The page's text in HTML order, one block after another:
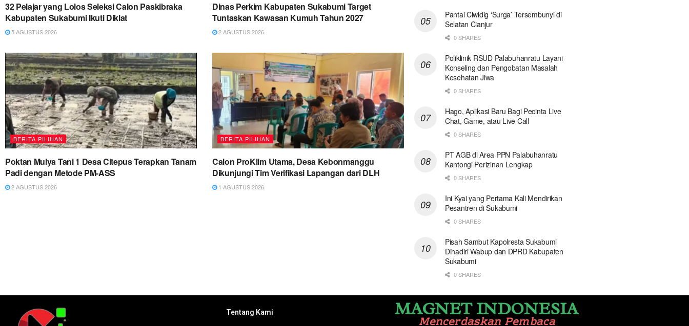
32 Pelajar yang Lolos Seleksi Calon Paskibraka
Kabupaten Sukabumi Ikuti Diklat
5 AGUSTUS 2026
Dinas Perkim Kabupaten Sukabumi Target
Tuntaskan Kawasan Kumuh Tahun 2027
2 AGUSTUS 2026
BERITA PILIHAN
Poktan Mulya Tani 1 Desa Citepus Terapkan Tanam
Padi dengan Metode PM-ASS
2 AGUSTUS 2026
BERITA PILIHAN
Calon ProKlim Utama, Desa Kebonmanggu
Dikunjungi Tim Verifikasi Lapangan dari DLH
1 AGUSTUS 2026
Pantai Ciwidig ‘Surga’ Tersembunyi di
Selatan Cianjur
0 SHARES
Poliklinik RSUD Palabuhanratu Layani
Konseling dan Pengobatan Masalah
Kesehatan Jiwa
0 SHARES
Hago, Aplikasi Baru Bagi Pecinta Live
Chat, Game, atau Live Call
0 SHARES
PT AGB di Area PPN Palabuhanratu
Kantongi Perizinan Lengkap
0 SHARES
Ini Kyai yang Pertama Kali Mendirikan
Pesantren di Sukabumi
0 SHARES
Pisah Sambut Kapolresta Sukabumi
Dihadiri Wabup dan DPRD Kabupaten
Sukabumi
0 SHARES
Tentang Kami MAGNET INDONESIA
Mencerdaskan Pembaca